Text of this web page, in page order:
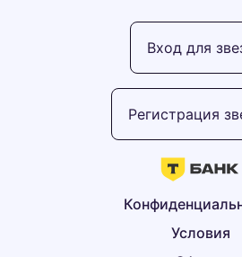
Условия
Регистрация
Вход для